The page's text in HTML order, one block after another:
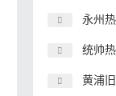
永州
统帅热
黄浦